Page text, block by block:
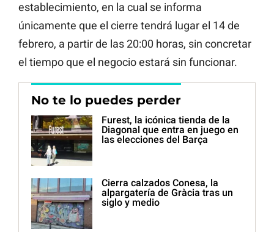
establecimiento, en la cual se informa
únicamente que el cierre tendrá lugar el 14 de
febrero, a partir de las 20:00 horas, sin concretar
el tiempo que el negocio estará sin funcionar.
No te lo puedes perder
Furest, la icónica tienda de la
Diagonal que entra en juego en
las elecciones del Barça
Cierra calzados Conesa, la
alpargatería de Gràcia tras un
siglo y medio